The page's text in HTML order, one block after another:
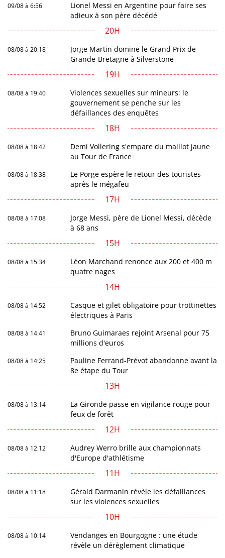
09/08 à 6:56
Lionel Messi en Argentine pour faire ses
adieux à son père décédé
20H
08/08 à 20:18
Jorge Martin domine le Grand Prix de
Grande-Bretagne à Silverstone
19H
08/08 à 19:40
Violences sexuelles sur mineurs: le
gouvernement se penche sur les
défaillances des enquêtes
18H
08/08 à 18:42
Demi Vollering s'empare du maillot jaune
au Tour de France
08/08 à 18:38
Le Porge espère le retour des touristes
après le mégafeu
17H
08/08 à 17:08
Jorge Messi, père de Lionel Messi, décède
à 68 ans
15H
08/08 à 15:34
Léon Marchand renonce aux 200 et 400 m
quatre nages
14H
08/08 à 14:52
Casque et gilet obligatoire pour trottinettes
électriques à Paris
08/08 à 14:41
Bruno Guimaraes rejoint Arsenal pour 75
millions d'euros
08/08 à 14:25
Pauline Ferrand-Prévot abandonne avant la
8e étape du Tour
13H
08/08 à 13:14
La Gironde passe en vigilance rouge pour
feux de forêt
12H
08/08 à 12:12
Audrey Werro brille aux championnats
d'Europe d'athlétisme
11H
08/08 à 11:18
Gérald Darmanin révèle les défaillances
sur les violences sexuelles
10H
08/08 à 10:14
Vendanges en Bourgogne : une étude
révèle un dérèglement climatique